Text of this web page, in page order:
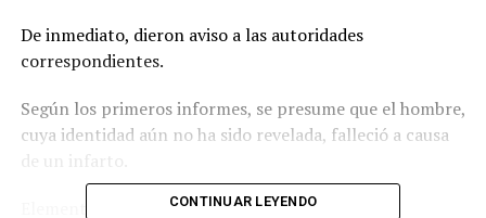
De inmediato, dieron aviso a las autoridades
correspondientes.
Según los primeros informes, se presume que el hombre,
cuya identidad aún no ha sido revelada, falleció a causa
de un infarto.
Elementos de la Policía Municipal y personal de
CONTINUAR LEYENDO